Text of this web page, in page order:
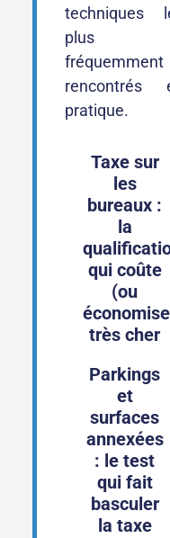
techniques
plus
fréquemment
rencontrés
pratique.
Taxe sur
les
bureaux :
la
qui coûte
(ou
très cher
Parkings
et
surfaces
annexées
: le test
qui fait
basculer
la taxe